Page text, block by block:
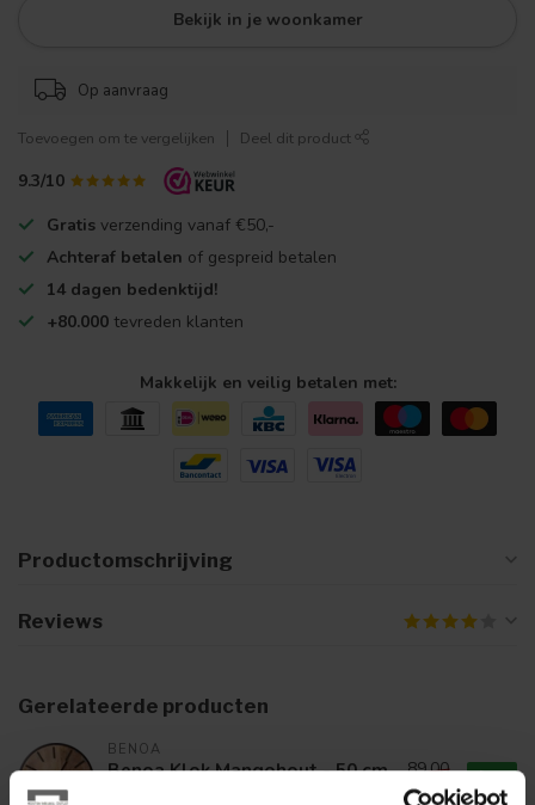
Bekijk in je woonkamer
Op aanvraag
Toevoegen om te vergelijken Deel dit product
9.3/10
Gratis verzending vanaf €50,-
Achteraf betalen of gespreid betalen
14 dagen bedenktijd!
+80.000 tevreden klanten
Makkelijk en veilig betalen met:
Productomschrijving
Reviews
Gerelateerde producten
BENOA
Benoa Klok Mangohout - 50 cm
89,00
79,00